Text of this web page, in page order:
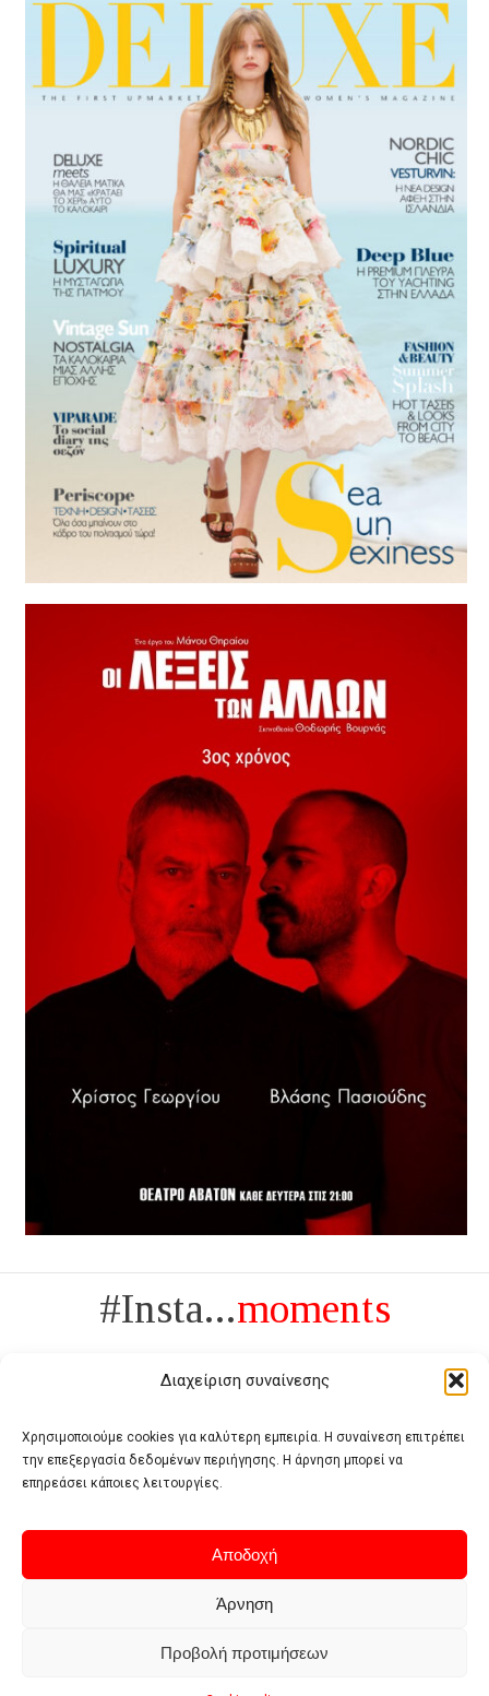
Διαχείριση συναίνεσης
Χρησιμοποιούμε cookies για καλύτερη εμπειρία. Η συναίνεση επιτρέπει
την επεξεργασία δεδομένων περιήγησης. Η άρνηση μπορεί να
επηρεάσει κάποιες λειτουργίες.
Αποδοχή
Άρνηση
Προβολή προτιμήσεων
#Insta...moments
Πολυτέλεια δεν είναι το αντίθετο της ανέχειας, είναι το αντίθετο της
Terms of use Privacy policy Cookie policy